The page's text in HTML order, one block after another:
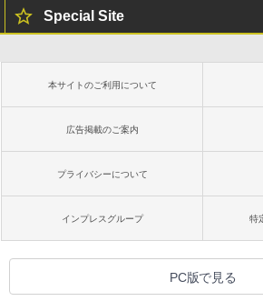
Special Site
本サイトのご利用について
広告掲載のご案内
プライバシーについて
インプレスグループ 特
PC版で見る